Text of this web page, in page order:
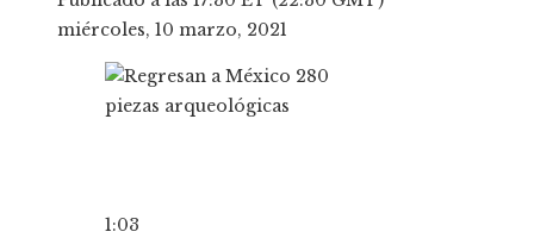
miércoles, 10 marzo, 2021
1:03